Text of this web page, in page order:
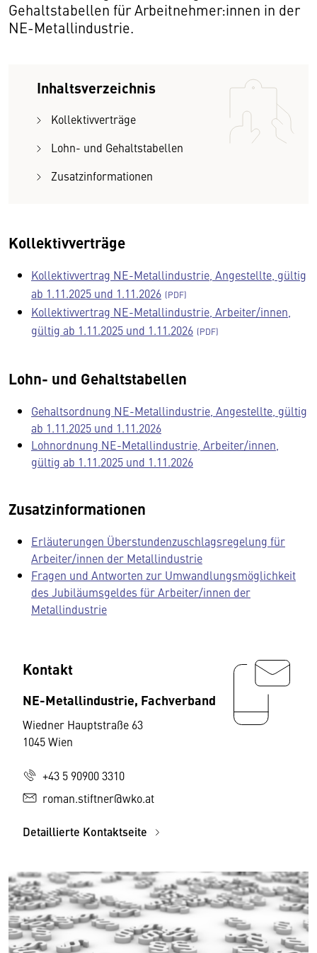
Gehaltstabellen für Arbeitnehmer:innen in der
NE-Metallindustrie.
Inhaltsverzeichnis
Kollektivverträge
Lohn- und Gehaltstabellen
Zusatzinformationen
Kollektivverträge
Kollektivvertrag NE-Metallindustrie, Angestellte, gültig
ab 1.11.2025 und 1.11.2026
Kollektivvertrag NE-Metallindustrie, Arbeiter/innen,
gültig ab 1.11.2025 und 1.11.2026
Lohn- und Gehaltstabellen
Gehaltsordnung NE-Metallindustrie, Angestellte, gültig
ab 1.11.2025 und 1.11.2026
Lohnordnung NE-Metallindustrie, Arbeiter/innen,
gültig ab 1.11.2025 und 1.11.2026
Zusatzinformationen
Erläuterungen Überstundenzuschlagsregelung für
Arbeiter/innen der Metallindustrie
Fragen und Antworten zur Umwandlungsmöglichkeit
des Jubiläumsgeldes für Arbeiter/innen der
Metallindustrie
Kontakt
NE-Metallindustrie, Fachverband
Wiedner Hauptstraße 63
1045 Wien
+43 5 90900 3310
roman.stiftner@wko.at
Detaillierte Kontaktseite